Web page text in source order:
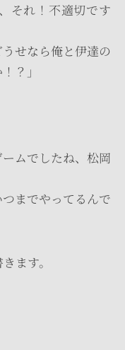
それ！不適切です
せなら俺と伊達の
？」
ムでしたね、松岡
までやってるんで
ます。